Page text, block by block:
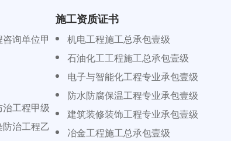
询单位甲
治工程甲级
防治工程乙
施工资质证书
机电工程施工总承包壹级
石油化工工程施工总承包壹级
电子与智能化工程专业承包壹级
防水防腐保温工程专业承包壹级
建筑装修装饰工程专业承包壹级
冶金工程施工总承包壹级